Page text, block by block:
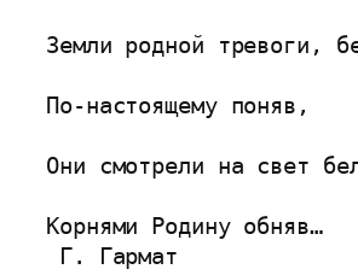
Земли родной тревоги,
По-настоящему поняв,
Они смотрели на свет
Корнями Родину
Г. Гармат